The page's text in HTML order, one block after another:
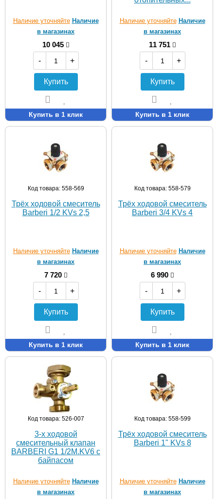
Наличие уточняйте Наличие
в магазинах
10 045
-
+
Купить
Купить в 1 клик
Наличие уточняйте Наличие
в магазинах
11 751
-
+
Купить
Купить в 1 клик
Код товара: 558-569
Трёх ходовой смеситель
Barberi 1/2 KVs 2,5
Наличие уточняйте Наличие
в магазинах
7 720
-
+
Купить
Купить в 1 клик
Код товара: 558-579
Трёх ходовой смеситель
Barberi 3/4 KVs 4
Наличие уточняйте Наличие
в магазинах
6 990
-
+
Купить
Купить в 1 клик
Код товара: 526-007
3-х ходовой
смесительный клапан
BARBERI G1 1/2M.KV6 c
байпасом
Наличие уточняйте Наличие
в магазинах
Код товара: 558-599
Трёх ходовой смеситель
Barberi 1" KVs 8
Наличие уточняйте Наличие
в магазинах